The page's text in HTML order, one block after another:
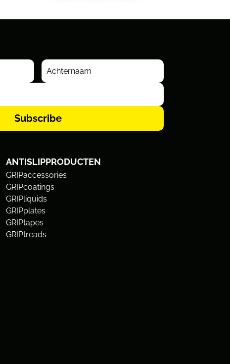
Subscribe
ANTISLIPPRODUCTEN
GRIPaccessories
GRIPcoatings
GRIPliquids
GRIPplates
GRIPtapes
GRIPtreads